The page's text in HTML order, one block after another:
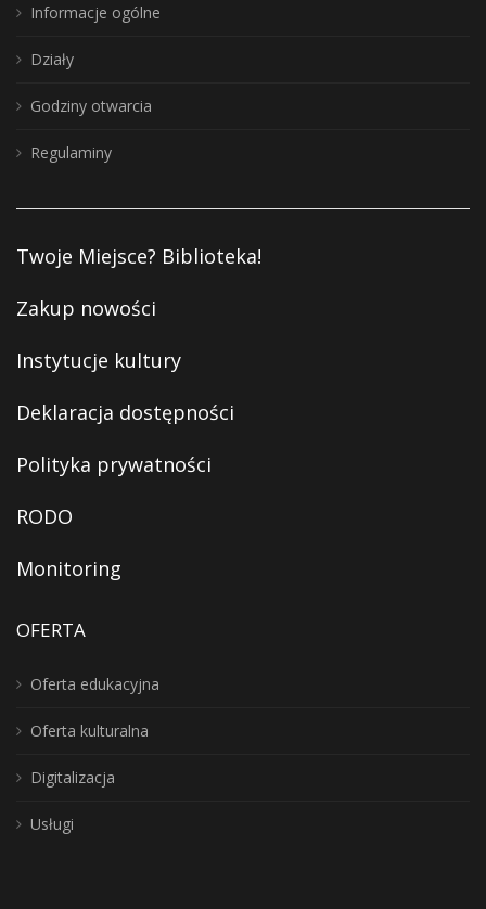
Informacje ogólne
Działy
Godziny otwarcia
Regulaminy
Twoje Miejsce? Biblioteka!
Zakup nowości
Instytucje kultury
Deklaracja dostępności
Polityka prywatności
RODO
Monitoring
OFERTA
Oferta edukacyjna
Oferta kulturalna
Digitalizacja
Usługi